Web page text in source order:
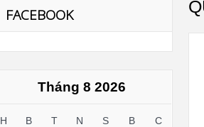
FACEBOOK
Tháng 8 2026
H B T N S B C